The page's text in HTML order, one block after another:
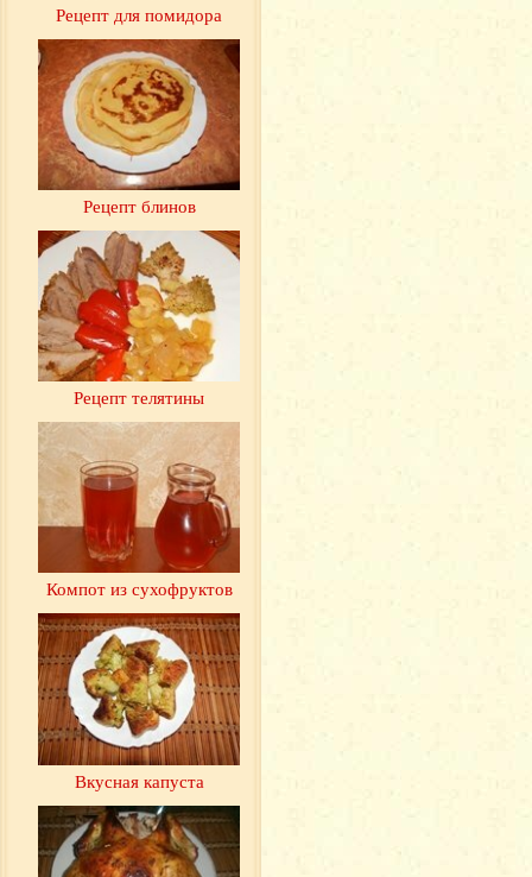
Рецепт для помидора
Рецепт блинов
Рецепт телятины
Компот из сухофруктов
Вкусная капуста